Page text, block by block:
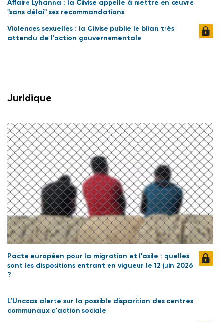
Affaire Lyhanna : la Ciivise appelle à mettre en œuvre
"sans délai" ses recommandations
Violences sexuelles : la Ciivise publie le bilan très
attendu de l'action gouvernementale
Juridique
Pacte européen pour la migration et l’asile : quelles
sont les dispositions entrant en vigueur le 12 juin 2026
?
L’Unccas alerte sur la possible disparition des centres
communaux d'action sociale